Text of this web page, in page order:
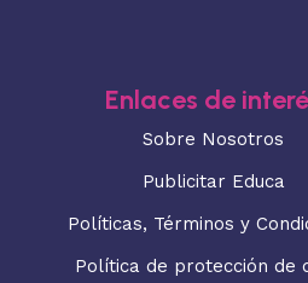
Enlaces de
Sobre Nosotros
Publicitar Educa
Políticas, Términos y
Política de protección de